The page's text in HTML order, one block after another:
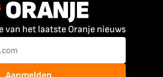
van het laatste Oranje nieuws